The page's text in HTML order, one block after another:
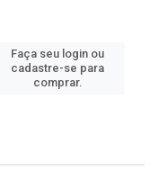
Faça seu login ou
cadastre-se para
comprar.